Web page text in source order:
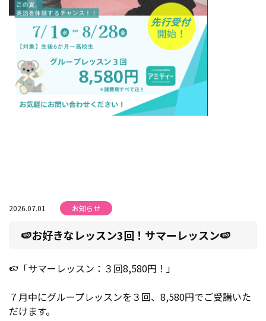
2026.07.01 お知らせ
🍉お好きなレッスン3回！サマーレッスン🍉
🍉「サマーレッスン：３回8,580円！」
７月中にグループレッスンを３回、8,580円でご受講いた
だけます。